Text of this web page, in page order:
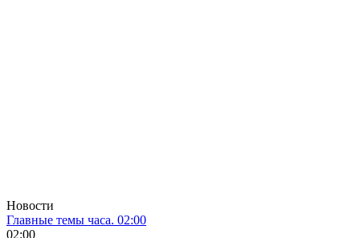
Новости
Главные темы часа. 02:00
02:00